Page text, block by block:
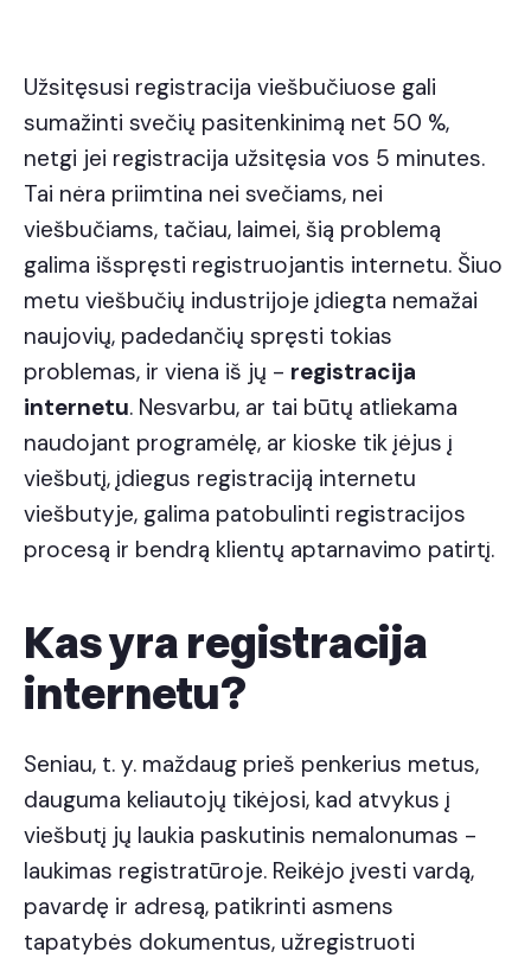
Užsitęsusi registracija viešbučiuose gali
sumažinti svečių pasitenkinimą net 50 %,
netgi jei registracija užsitęsia vos 5 minutes.
Tai nėra priimtina nei svečiams, nei
viešbučiams, tačiau, laimei, šią problemą
galima išspręsti registruojantis internetu. Šiuo
metu viešbučių industrijoje įdiegta nemažai
naujovių, padedančių spręsti tokias
problemas, ir viena iš jų - registracija
internetu. Nesvarbu, ar tai būtų atliekama
naudojant programėlę, ar kioske tik įėjus į
viešbutį, įdiegus registraciją internetu
viešbutyje, galima patobulinti registracijos
procesą ir bendrą klientų aptarnavimo patirtį.
Kas yra registracija
internetu?
Seniau, t. y. maždaug prieš penkerius metus,
dauguma keliautojų tikėjosi, kad atvykus į
viešbutį jų laukia paskutinis nemalonumas -
laukimas registratūroje. Reikėjo įvesti vardą,
pavardę ir adresą, patikrinti asmens
tapatybės dokumentus, užregistruoti